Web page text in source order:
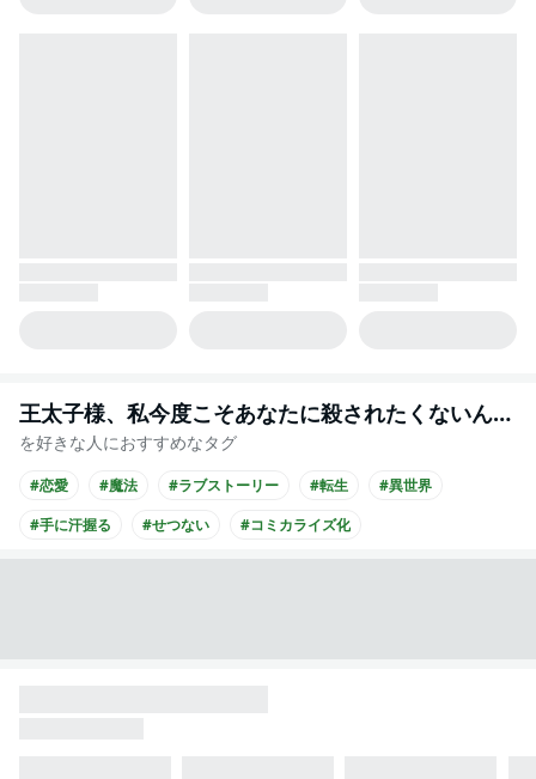
王太子様、私今度こそあなたに殺されたくないんです！ ～聖女に嵌められた貧乏令嬢、二度目は串刺し回避します！～
を好きな人におすすめなタグ
#恋愛 #魔法 #ラブストーリー #転生
#異世界
#手に汗握る
#せつない #コミカライズ化